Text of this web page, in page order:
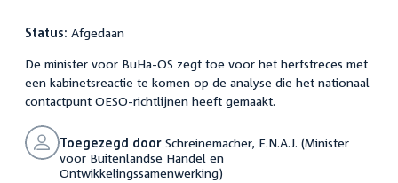
Status: Afgedaan
De minister voor BuHa-OS zegt toe voor het herfstreces met
een kabinetsreactie te komen op de analyse die het nationaal
contactpunt OESO-richtlijnen heeft gemaakt.
Toegezegd doorSchreinemacher, E.N.A.J. (Minister
voor Buitenlandse Handel en
Ontwikkelingssamenwerking)